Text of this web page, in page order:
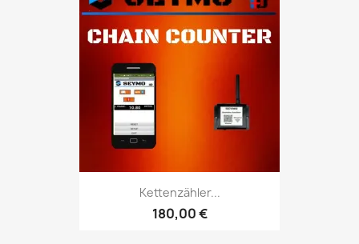
Kettenzähler...
180,00 €